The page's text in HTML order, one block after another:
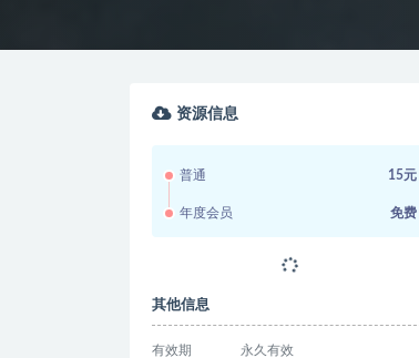
资源信息
普通 15元
年度会员 免费
其他信息
有效期 永久有效